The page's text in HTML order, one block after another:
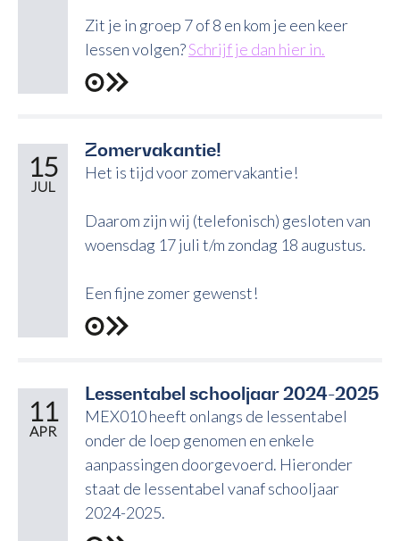
Zit je in groep 7 of 8 en kom je een keer
lessen volgen?Schrijf je dan hier in.
Zomervakantie!
15
JUL
Het is tijd voor zomervakantie!
Daarom zijn wij (telefonisch) gesloten van
woensdag 17 juli t/m zondag 18 augustus.
Een fijne zomer gewenst!
Lessentabel schooljaar 2024-2025
11
APR
MEX010 heeft onlangs de lessentabel
onder de loep genomen en enkele
aanpassingen doorgevoerd. Hieronder
staat de lessentabel vanaf schooljaar
2024-2025.